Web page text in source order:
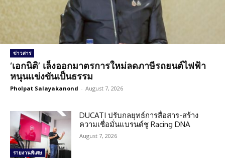
ข่าวสาร
‘เอกนิติ’ เล็งออกมาตรการใหม่ลดภาษีรถยนต์ไฟฟ้า
หนุนแข่งขันเป็นธรรม
Pholpat Salayakanond - August 7, 2026
รายงานพิเศษ
DUCATI ปรับกลยุทธ์การสื่อสาร-สร้าง
ความเชื่อมั่นแบรนด์ชู Racing DNA
August 7, 2026